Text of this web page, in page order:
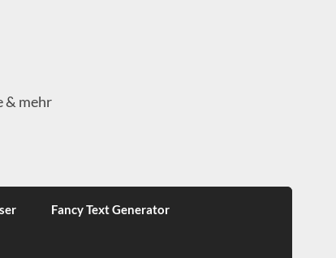
& mehr
Fancy Text Generator